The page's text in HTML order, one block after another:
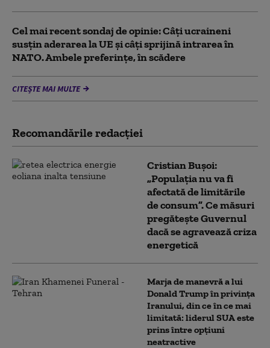
Cel mai recent sondaj de opinie: Câți ucraineni
susțin aderarea la UE și câți sprijină intrarea în
NATO. Ambele preferințe, în scădere
CITEȘTE MAI MULTE
Recomandările redacţiei
Cristian Bușoi:
„Populația nu va fi
afectată de limitările
de consum”. Ce măsuri
pregătește Guvernul
dacă se agravează criza
energetică
Marja de manevră a lui
Donald Trump în privința
Iranului, din ce în ce mai
limitată: liderul SUA este
prins între opțiuni
neatractive